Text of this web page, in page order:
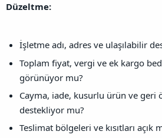
Düzeltme:
İşletme adı, adres ve ulaşılabilir
Toplam fiyat, vergi ve ek kargo
görünüyor mu?
Cayma, iade, kusurlu ürün ve geri
destekliyor mu?
Teslimat bölgeleri ve kısıtları açık